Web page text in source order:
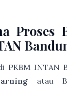
Proses
PKBM INTAN
atau